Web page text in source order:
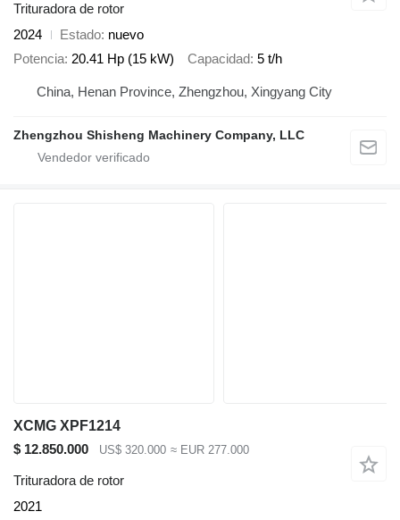
Trituradora de rotor
2024
Estado nuevo
Potencia 20.41 Hp (15 kW) Capacidad 5 t/h
China, Henan Province, Zhengzhou, Xingyang City
Zhengzhou Shisheng Machinery Company, LLC
XCMG XPF1214
$ 12.850.000
US$ 320.000 ≈ EUR 277.000
Trituradora de rotor
2021